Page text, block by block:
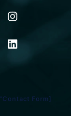
[contact-form-7 id="78" title="Contact Form"]